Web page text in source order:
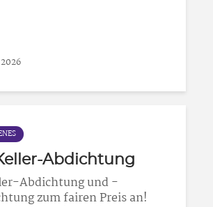
Abdichtung
Abdichtung und -
zum fairen Preis an!